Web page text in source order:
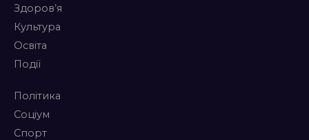
Здоров’я
Культура
Освіта
Події
Політика
Соціум
Спорт